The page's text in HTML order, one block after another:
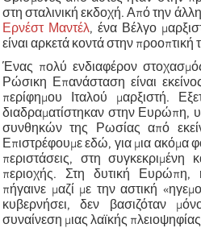
στη σταλινική εκδοχή. Από την
Ερνέστ Μαντέλ, ένα Βέλγο
είναι αρκετά κοντά στην
Ένας πολύ ενδιαφέρον
Ρώσικη Επανάσταση είναι
περίφημου Ιταλού μαρξιστή.
διαδραματίστηκαν στην Ευρώπη,
συνθηκών της Ρωσίας από
Επιστρέφουμε εδώ, για μια ακόμα
περιστάσεις, στη
περιοχής. Στη δυτική Ευρώπη,
πήγαινε μαζί με την αστική
κυβερνήσει, δεν βασιζόταν
συναίνεση μιας λαϊκής